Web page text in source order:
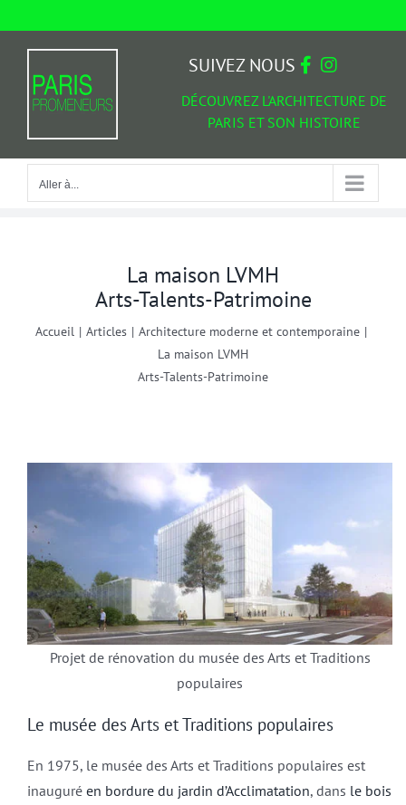
Aller à...
DÉCOUVREZ L'ARCHITECTURE DE
PARIS ET SON HISTOIRE
SUIVEZ NOUS
Aller à...
La maison LVMH
Arts-Talents-Patrimoine
Accueil | Articles | Architecture moderne et contemporaine |
La maison LVMH
Arts-Talents-Patrimoine
Projet de rénovation du musée des Arts et Traditions
populaires
Le musée des Arts et Traditions populaires
En 1975, le musée des Arts et Traditions populaires est
inauguré en bordure du jardin d’Acclimatation, dans le bois